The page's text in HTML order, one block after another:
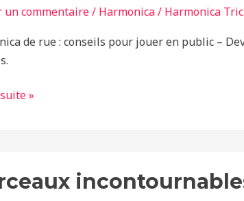
un commentaire/ Harmonica/ Harmonica
de rue : conseils pour jouer en public –
»